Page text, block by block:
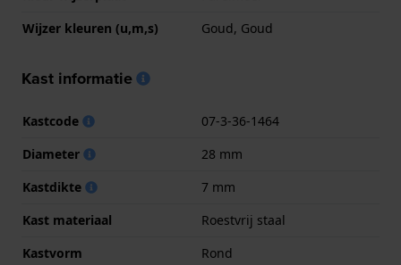
Wijzer kleuren (u,m,s)
Goud, Goud
Kast informatie
Kastcode
07-3-36-1464
Diameter
28 mm
Kastdikte
7 mm
Kast materiaal
Roestvrij staal
Kastvorm
Rond